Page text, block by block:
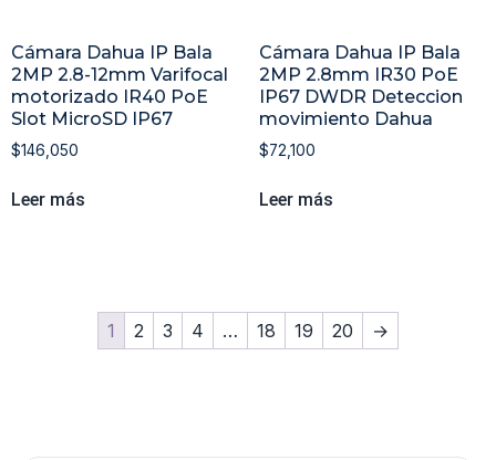
Cámara Dahua IP Bala
2MP 2.8-12mm Varifocal
motorizado IR40 PoE
Slot MicroSD IP67
$146,050
Leer más
Cámara Dahua IP Bala
2MP 2.8mm IR30 PoE
IP67 DWDR Deteccion
movimiento Dahua
$72,100
Leer más
1 2 3 4 … 18 19 20 →